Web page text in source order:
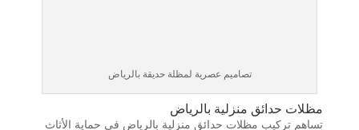
تصاميم عصرية لمظلة حديقة بالرياض
مظلات حدائق منزلية بالرياض
تساهم تركيب مظلات حدائق منزلية بالرياض في حماية الأثاث